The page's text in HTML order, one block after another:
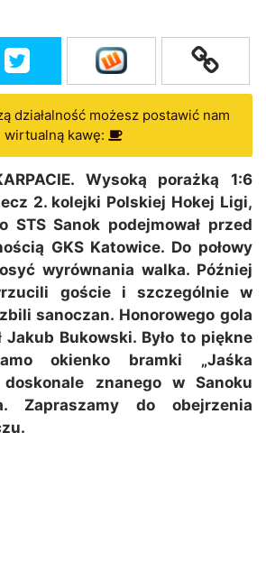
działalność możesz postawić nam
wirtualną kawę:
Wysoką porażką 1:6
2. kolejki Polskiej Hokej Ligi,
STS Sanok podejmował przed
GKS Katowice. Do połowy
wyrównania walka. Później
goście i szczególnie w
sanoczan. Honorowego gola
Jakub Bukowski. Było to piękne
okienko bramki „Jaśka
znanego w Sanoku
Zapraszamy do obejrzenia